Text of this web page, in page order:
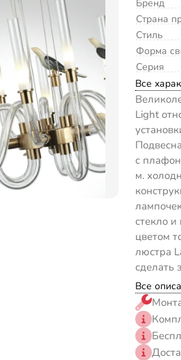
Бренд
Страна
Стиль
Форма
Серия
Все
Light
с
м.
стекло
цветом
люстра
сделать
Все